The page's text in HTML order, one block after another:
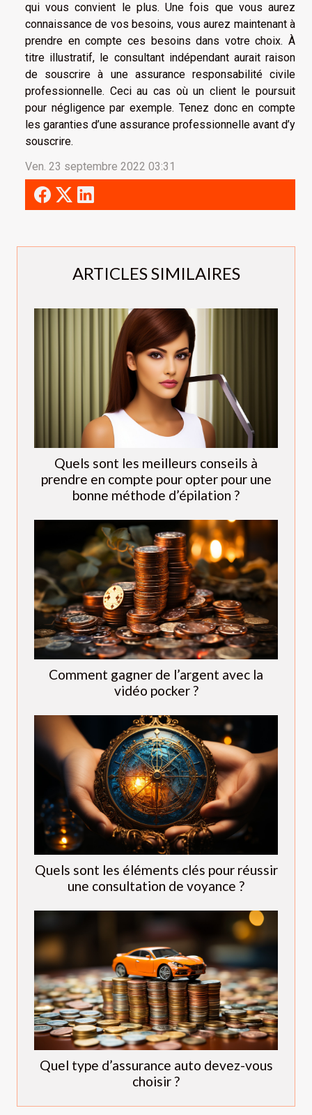
ARTICLES SIMILAIRES
Quels sont les meilleurs conseils à
prendre en compte pour opter pour une
bonne méthode d’épilation ?
Comment gagner de l’argent avec la
vidéo pocker ?
Quels sont les éléments clés pour réussir
une consultation de voyance ?
Quel type d’assurance auto devez-vous
choisir ?
qui vous convient le plus. Une fois que vous aurez
connaissance de vos besoins, vous aurez maintenant à
prendre en compte ces besoins dans votre choix. À
titre illustratif, le consultant indépendant aurait raison
de souscrire à une assurance responsabilité civile
professionnelle. Ceci au cas où un client le poursuit
pour négligence par exemple. Tenez donc en compte
les garanties d’une assurance professionnelle avant d’y
souscrire.
Ven. 23 septembre 2022 03:31